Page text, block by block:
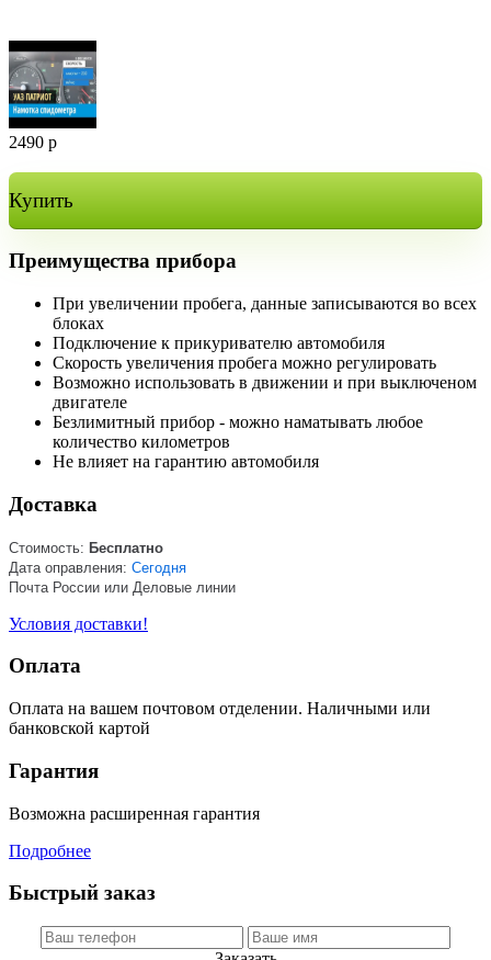
2490 р
Купить
Преимущества прибора
При увеличении пробега, данные записываются во всех
блоках
Подключение к прикуривателю автомобиля
Скорость увеличения пробега можно регулировать
Возможно использовать в движении и при выключеном
двигателе
Безлимитный прибор - можно наматывать любое
количество километров
Не влияет на гарантию автомобиля
Доставка
Стоимость: Бесплатно
Дата оправления: Сегодня
Почта России или Деловые линии
Условия доставки!
Оплата
Оплата на вашем почтовом отделении. Наличными или
банковской картой
Гарантия
Возможна расширенная гарантия
Подробнее
Быстрый заказ